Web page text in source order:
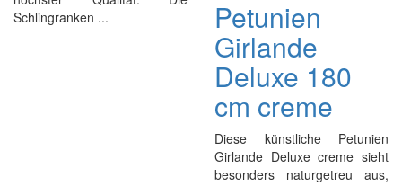
Schlingranken ...
Petunien
Girlande
Deluxe 180
cm creme
Diese künstliche Petunien
Girlande Deluxe creme sieht
besonders naturgetreu aus,